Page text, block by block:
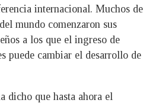
internacional. Muchos de
mundo comenzaron sus
a los que el ingreso de
puede cambiar el desarrollo de
dicho que hasta ahora el